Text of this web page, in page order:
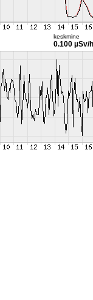
keskmine
0.100 µSv/h